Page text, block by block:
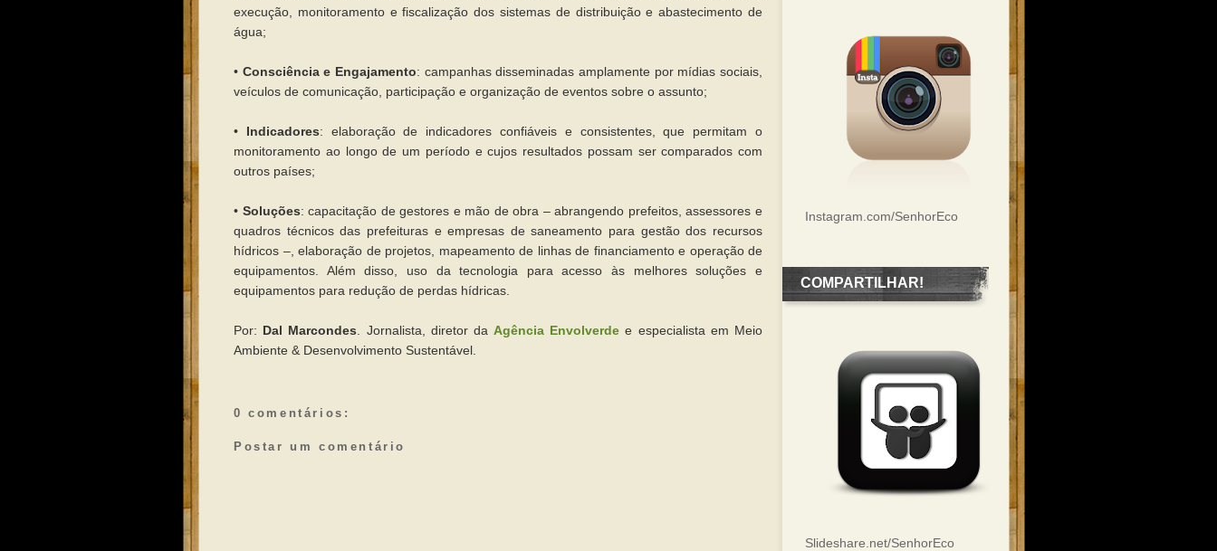
execução, monitoramento e fiscalização dos sistemas de distribuição e abastecimento de
água;
• Consciência e Engajamento: campanhas disseminadas amplamente por mídias sociais,
veículos de comunicação, participação e organização de eventos sobre o assunto;
• Indicadores: elaboração de indicadores confiáveis e consistentes, que permitam o
monitoramento ao longo de um período e cujos resultados possam ser comparados com
outros países;
• Soluções: capacitação de gestores e mão de obra – abrangendo prefeitos, assessores e
quadros técnicos das prefeituras e empresas de saneamento para gestão dos recursos
hídricos –, elaboração de projetos, mapeamento de linhas de financiamento e operação de
equipamentos. Além disso, uso da tecnologia para acesso às melhores soluções e
equipamentos para redução de perdas hídricas.
Por: Dal Marcondes . Jornalista, diretor daAgência Envolverde e especialista em Meio
Ambiente & Desenvolvimento Sustentável.
0 comentários:
Postar um comentário
Instagram.com/SenhorEco
COMPARTILHAR!
Slideshare.net/SenhorEco